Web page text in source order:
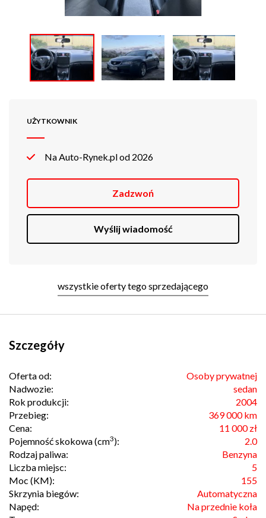
UŻYTKOWNIK
Na Auto-Rynek.pl od 2026
Zadzwoń
Wyślij wiadomość
wszystkie oferty tego sprzedającego
Szczegóły
Oferta od:
Osoby prywatnej
Nadwozie:
sedan
Rok produkcji:
2004
Przebieg:
369 000 km
Cena:
11 000 zł
Pojemność skokowa (cm3):
2.0
Rodzaj paliwa:
Benzyna
Liczba miejsc:
5
Moc (KM):
155
Skrzynia biegów:
Automatyczna
Napęd:
Na przednie koła